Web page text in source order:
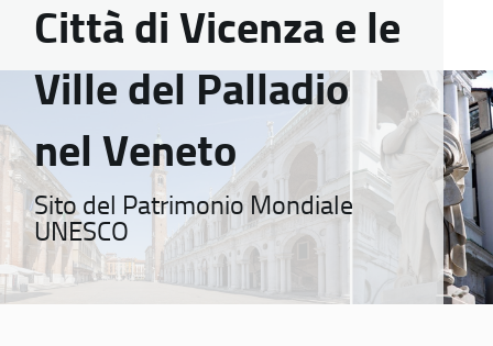
Città di Vicenza e le
Ville del Palladio
nel Veneto
Sito del Patrimonio Mondiale
UNESCO